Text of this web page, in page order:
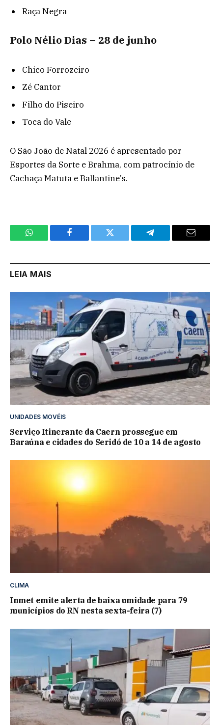
Raça Negra
Polo Nélio Dias – 28 de junho
Chico Forrozeiro
Zé Cantor
Filho do Piseiro
Toca do Vale
O São João de Natal 2026 é apresentado por
Esportes da Sorte e Brahma, com patrocínio de
Cachaça Matuta e Ballantine’s.
WhatsApp Facebook Twitter Telegram Email
LEIA MAIS
UNIDADES MOVÉIS
Serviço Itinerante da Caern prossegue em
Baraúna e cidades do Seridó de 10 a 14 de agosto
CLIMA
Inmet emite alerta de baixa umidade para 79
municípios do RN nesta sexta-feira (7)